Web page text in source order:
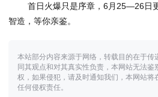
首日火爆只是序章，6月25—26
智造，等你亲鉴。
本站部分内容来源于网络，转载目的在于传
同其观点和对其真实性负责，本网站无法鉴
权，如果侵犯，请及时通知我们，本网站将
任何侵权责任。